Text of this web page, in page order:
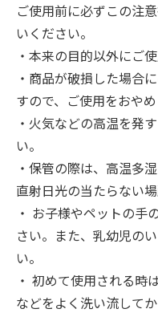
ご使用前に必ずこの注
いください。
・本来の目的以外にご
・商品が破損した場合
すので、ご使用をおやめ
・火気などの高温を発
い。
・保管の際は、高温多
直射日光の当たらない
・ お子様やペットの手
さい。また、乳幼児の
い。
・ 初めて使用される時
などをよく洗い流して